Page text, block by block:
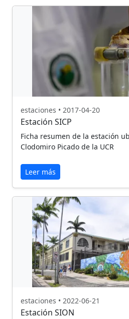
estaciones • 2017-04-20
Estación SICP
Ficha resumen de la estación
Clodomiro Picado de la UCR
Leer más
estaciones • 2022-06-21
Estación SION